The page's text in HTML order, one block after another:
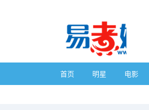
首页 明星 电影